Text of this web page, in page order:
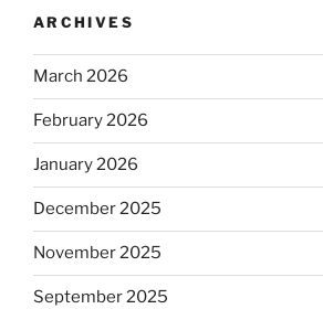
ARCHIVES
March 2026
February 2026
January 2026
December 2025
November 2025
September 2025